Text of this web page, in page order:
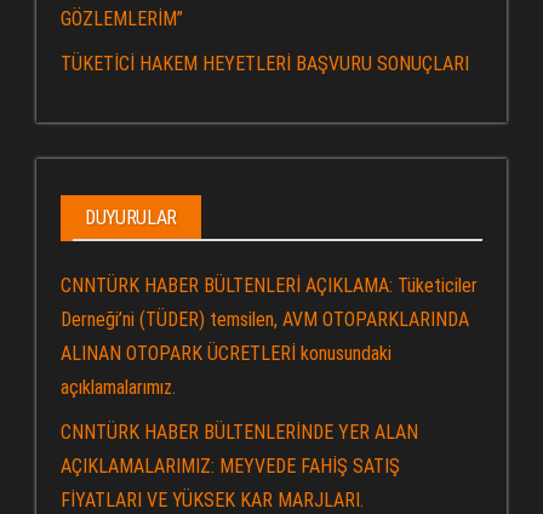
GÖZLEMLERİM”
TÜKETİCİ HAKEM HEYETLERİ BAŞVURU SONUÇLARI
DUYURULAR
CNNTÜRK HABER BÜLTENLERİ AÇIKLAMA: Tüketiciler
Derneği’ni (TÜDER) temsilen, AVM OTOPARKLARINDA
ALINAN OTOPARK ÜCRETLERİ konusundaki
açıklamalarımız.
CNNTÜRK HABER BÜLTENLERİNDE YER ALAN
AÇIKLAMALARIMIZ: MEYVEDE FAHİŞ SATIŞ
FİYATLARI VE YÜKSEK KAR MARJLARI.